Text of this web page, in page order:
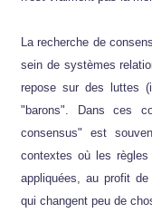
La recherche de
sein de systèmes
repose sur des luttes
"barons". Dans ces
consensus" est
contextes où les
appliquées, au profit
qui changent peu de